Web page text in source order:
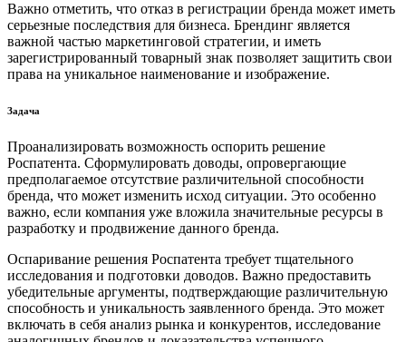
Важно отметить, что отказ в регистрации бренда может иметь
серьезные последствия для бизнеса. Брендинг является
важной частью маркетинговой стратегии, и иметь
зарегистрированный товарный знак позволяет защитить свои
права на уникальное наименование и изображение.
Задача
Проанализировать возможность оспорить решение
Роспатента. Сформулировать доводы, опровергающие
предполагаемое отсутствие различительной способности
бренда, что может изменить исход ситуации. Это особенно
важно, если компания уже вложила значительные ресурсы в
разработку и продвижение данного бренда.
Оспаривание решения Роспатента требует тщательного
исследования и подготовки доводов. Важно предоставить
убедительные аргументы, подтверждающие различительную
способность и уникальность заявленного бренда. Это может
включать в себя анализ рынка и конкурентов, исследование